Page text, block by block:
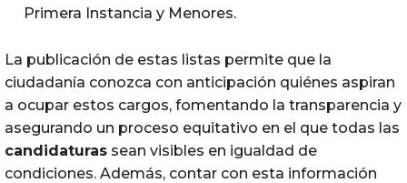
Primera Instancia y Menores.
La publicación de estas listas permite que la
ciudadanía conozca con anticipación quiénes aspiran
a ocupar estos cargos, fomentando la transparencia y
asegurando un proceso equitativo en el que todas las
candidaturas sean visibles en igualdad de
condiciones. Además, contar con esta información